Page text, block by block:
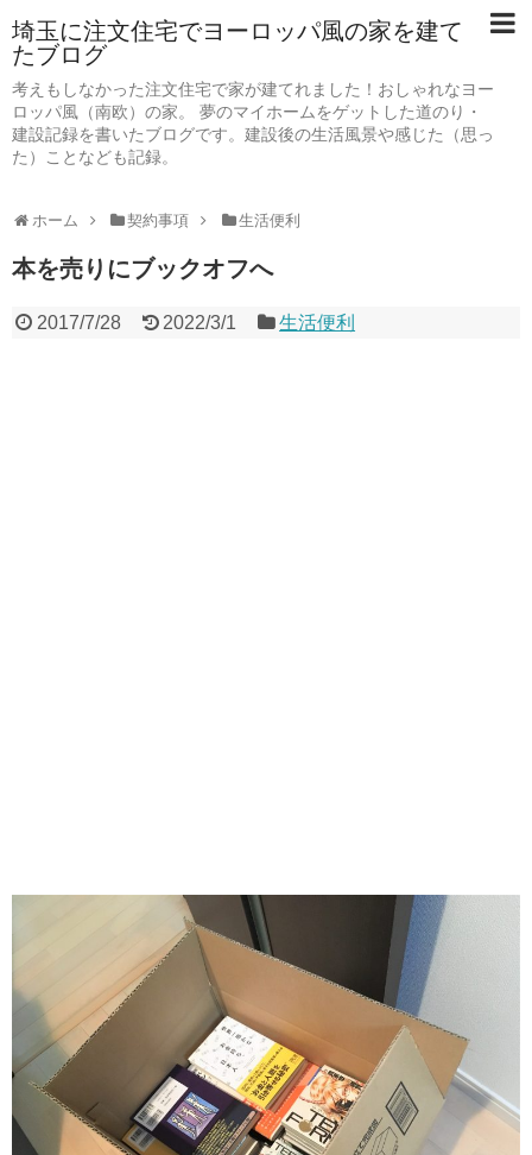
埼玉に注文住宅でヨーロッパ風の家を建て
たブログ
考えもしなかった注文住宅で家が建てれました！おしゃれなヨー
ロッパ風（南欧）の家。 夢のマイホームをゲットした道のり・
建設記録を書いたブログです。建設後の生活風景や感じた（思っ
た）ことなども記録。
ホーム 契約事項 生活便利
本を売りにブックオフへ
2017/7/28 2022/3/1 生活便利